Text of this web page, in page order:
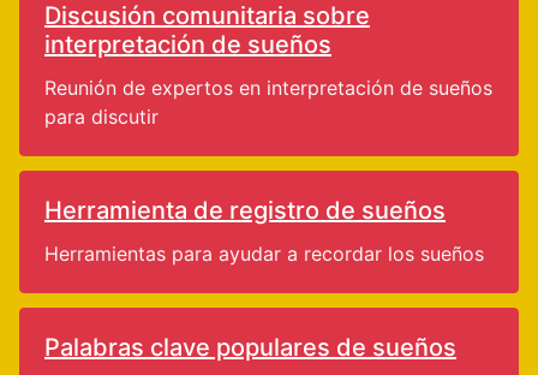
Discusión comunitaria sobre
interpretación de sueños
Reunión de expertos en interpretación de sueños
para discutir
Herramienta de registro de sueños
Herramientas para ayudar a recordar los sueños
Palabras clave populares de sueños